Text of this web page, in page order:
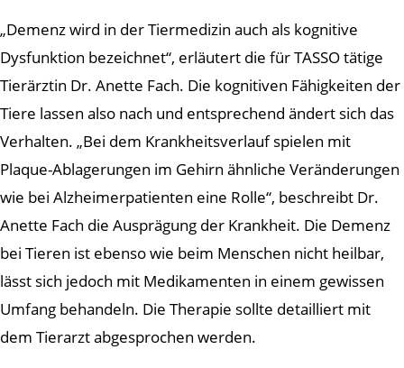
„Demenz wird in der Tiermedizin auch als kognitive
Dysfunktion bezeichnet“, erläutert die für TASSO tätige
Tierärztin Dr. Anette Fach. Die kognitiven Fähigkeiten der
Tiere lassen also nach und entsprechend ändert sich das
Verhalten. „Bei dem Krankheitsverlauf spielen mit
Plaque-Ablagerungen im Gehirn ähnliche Veränderungen
wie bei Alzheimerpatienten eine Rolle“, beschreibt Dr.
Anette Fach die Ausprägung der Krankheit. Die Demenz
bei Tieren ist ebenso wie beim Menschen nicht heilbar,
lässt sich jedoch mit Medikamenten in einem gewissen
Umfang behandeln. Die Therapie sollte detailliert mit
dem Tierarzt abgesprochen werden.